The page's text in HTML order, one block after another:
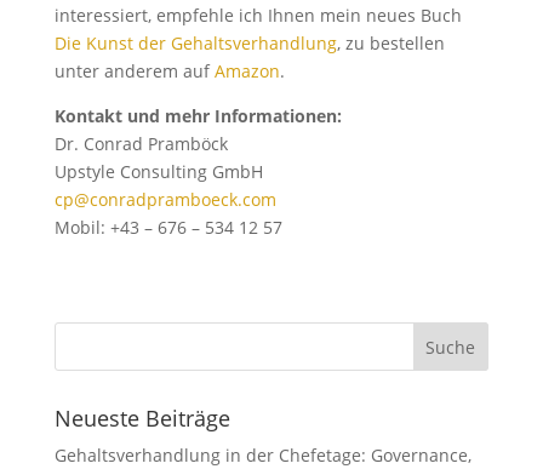
interessiert, empfehle ich Ihnen mein neues Buch
Die Kunst der Gehaltsverhandlung, zu bestellen
unter anderem aufAmazon.
Kontakt und mehr Informationen:
Dr. Conrad Pramböck
Upstyle Consulting GmbH
cp@conradpramboeck.com
Mobil: +43 – 676 – 534 12 57
Neueste Beiträge
Gehaltsverhandlung in der Chefetage: Governance,